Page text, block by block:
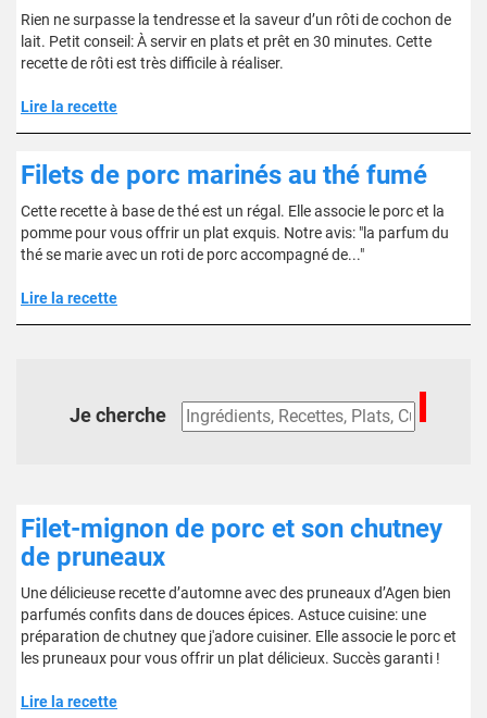
Rien ne surpasse la tendresse et la saveur d’un rôti de cochon de
lait. Petit conseil: À servir en plats et prêt en 30 minutes. Cette
recette de rôti est très difficile à réaliser.
Lire la recette
Filets de porc marinés au thé fumé
Cette recette à base de thé est un régal. Elle associe le porc et la
pomme pour vous offrir un plat exquis. Notre avis: "la parfum du
thé se marie avec un roti de porc accompagné de..."
Lire la recette
Je cherche
Filet-mignon de porc et son chutney
de pruneaux
Une délicieuse recette d’automne avec des pruneaux d’Agen bien
parfumés confits dans de douces épices. Astuce cuisine: une
préparation de chutney que j'adore cuisiner. Elle associe le porc et
les pruneaux pour vous offrir un plat délicieux. Succès garanti !
Lire la recette